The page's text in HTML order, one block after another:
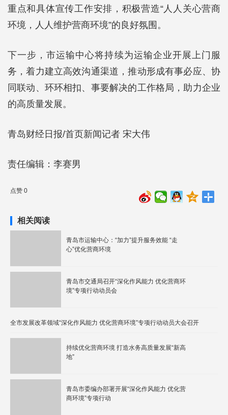
重点和具体宣传工作安排，积极营造“人人关心营商
环境，人人维护营商环境”的良好氛围。
下一步，市运输中心将持续为运输企业开展上门服
务，着力建立高效沟通渠道，推动形成有事必应、协
同联动、环环相扣、事要解决的工作格局，助力企业
的高质量发展。
青岛财经日报/首页新闻记者 宋大伟
责任编辑：李赛男
点赞 0
相关阅读
青岛市运输中心：“加力”提升服务效能 “走
心”优化营商环境
青岛市交通局召开“深化作风能力 优化营商环
境”专项行动动员会
全市发展改革领域“深化作风能力 优化营商环境”专项行动动员大会召开
持续优化营商环境 打造水务高质量发展“新高
地”
青岛市委编办部署开展“深化作风能力 优化营
商环境”专项行动